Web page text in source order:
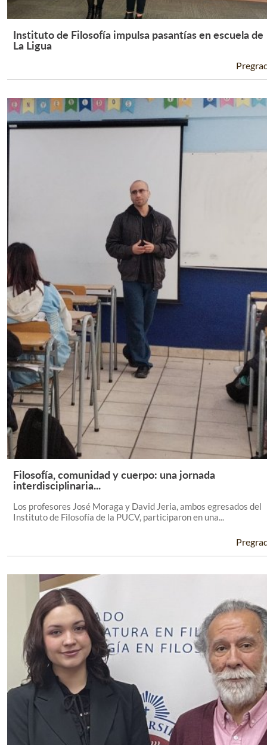
Leer Más +
Instituto de Filosofía impulsa pasantías en escuela de
La Ligua
Leer Más +
Filosofía, comunidad y cuerpo: una jornada
interdisciplinaria...
Los profesores José Moraga y David Jeria, ambos egresados del
Instituto de Filosofía de la PUCV, participaron en una...